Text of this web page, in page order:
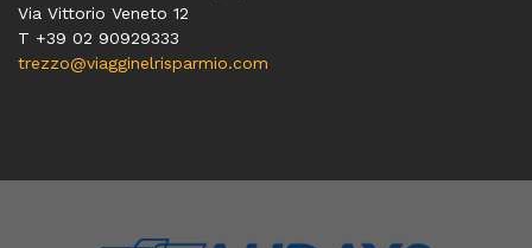
Via Vittorio Veneto 12
T +39 02 90929333
trezzo@viagginelrisparmio.com